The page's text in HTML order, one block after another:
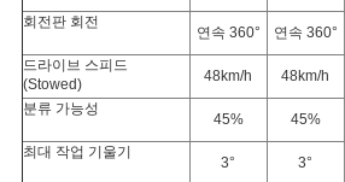
회전판 회전
연속 360° 연속 360°
드라이브 스피드
(Stowed)
48km/h 48km/h
분류 가능성
45% 45%
최대 작업 기울기
3° 3°